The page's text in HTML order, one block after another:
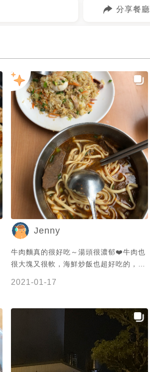
分享餐廳
Jenny
牛肉麵真的很好吃～湯頭很濃郁❤️牛肉也
很大塊又很軟，海鮮炒飯也超好吃的，而
2021-01-17